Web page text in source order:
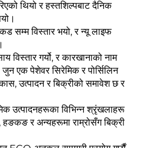
थियो र हस्तशिल्पबाट दैनिक
सम्म विस्तार भयो, र न्यू लाइफ
विस्तार गर्यो, र कारखानाको नाम
एक पेशेवर सिरेमिक र पोर्सिलिन
उत्पादन र बिक्रीको समावेश छ र
उत्पादनहरूका विभिन्न श्रृंखलाहरू
हङकङ र अन्यहरूमा राम्रोसँग बिक्री